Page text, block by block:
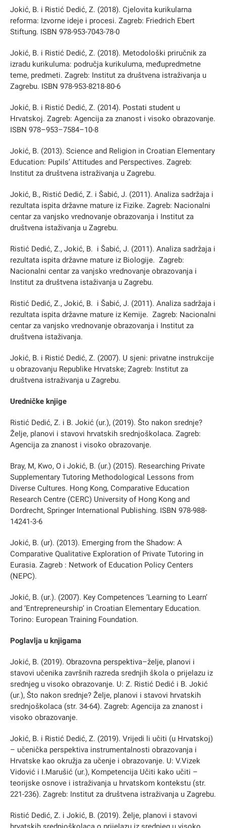
Jokić, B. i Ristić Dedić, Z. (2018). Cjelovita kurikularna
reforma: Izvorne ideje i procesi. Zagreb: Friedrich Ebert
Stiftung. ISBN 978-953-7043-78-0
Jokić, B. i Ristić Dedić, Z. (2018). Metodološki priručnik za
izradu kurikuluma: područja kurikuluma, međupredmetne
teme, predmeti. Zagreb: Institut za društvena istraživanja u
Zagrebu. ISBN 978-953-8218-80-6
Jokić, B. i Ristić Dedić, Z. (2014). Postati student u
Hrvatskoj. Zagreb: Agencija za znanost i visoko obrazovanje.
ISBN 978–953–7584–10-8
Jokić, B. (2013). Science and Religion in Croatian Elementary
Education: Pupils’ Attitudes and Perspectives. Zagreb:
Institut za društvena istraživanja u Zagrebu.
Jokić, B., Ristić Dedić, Z. i Šabić, J. (2011). Analiza sadržaja i
rezultata ispita državne mature iz Fizike. Zagreb: Nacionalni
centar za vanjsko vrednovanje obrazovanja i Institut za
društvena istaživanja u Zagrebu.
Ristić Dedić, Z., Jokić, B. i Šabić, J. (2011). Analiza sadržaja i
rezultata ispita državne mature iz Biologije. Zagreb:
Nacionalni centar za vanjsko vrednovanje obrazovanja i
Institut za društvena istaživanja u Zagrebu.
Ristić Dedić, Z., Jokić, B. i Šabić, J. (2011). Analiza sadržaja i
rezultata ispita državne mature iz Kemije. Zagreb: Nacionalni
centar za vanjsko vrednovanje obrazovanja i Institut za
društvena istaživanja.
Jokić, B. i Ristić Dedić, Z. (2007). U sjeni: privatne instrukcije
u obrazovanju Republike Hrvatske; Zagreb: Institut za
društvena istraživanja u Zagrebu.
Uredničke knjige
Ristić Dedić, Z. i B. Jokić (ur.), (2019). Što nakon srednje?
Želje, planovi i stavovi hrvatskih srednjoškolaca. Zagreb:
Agencija za znanost i visoko obrazovanje.
Bray, M, Kwo, O i Jokić, B. (ur.) (2015). Researching Private
Supplementary Tutoring Methodological Lessons from
Diverse Cultures. Hong Kong, Comparative Education
Research Centre (CERC) University of Hong Kong and
Dordrecht, Springer International Publishing. ISBN 978-988-
14241-3-6
Jokić, B. (ur). (2013). Emerging from the Shadow: A
Comparative Qualitative Exploration of Private Tutoring in
Eurasia. Zagreb : Network of Education Policy Centers
(NEPC).
Jokić, B. (ur.). (2007). Key Competences ‘Learning to Learn’
and ‘Entrepreneurship’ in Croatian Elementary Education.
Torino: European Training Foundation.
Poglavlja u knjigama
Jokić, B. (2019). Obrazovna perspektiva–želje, planovi i
stavovi učenika završnih razreda srednjih škola o prijelazu iz
srednjeg u visoko obrazovanje. U: Z. Ristić Dedić i B. Jokić
(ur.), Što nakon srednje? Želje, planovi i stavovi hrvatskih
srednjoškolaca (str. 34-64). Zagreb: Agencija za znanost i
visoko obrazovanje.
Jokić, B. i Ristić Dedić, Z. (2019). Vrijedi li učiti (u Hrvatskoj)
– učenička perspektiva instrumentalnosti obrazovanja i
Hrvatske kao okružja za učenje i obrazovanje. U: V.Vizek
Vidović i I.Marušić (ur.), Kompetencija Učiti kako učiti –
teorijske osnove i istraživanja u hrvatskom kontekstu (str.
221-236). Zagreb: Institut za društvena istraživanja u Zagrebu.
Ristić Dedić, Z. i Jokić, B. (2019). Želje, planovi i stavovi